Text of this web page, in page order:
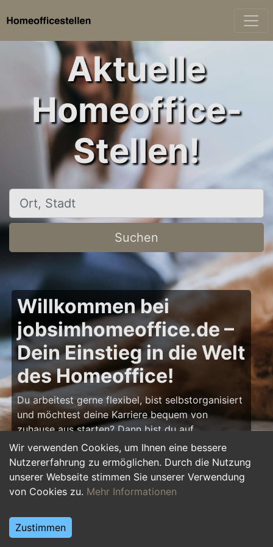
Wir verwenden Cookies, um Ihnen eine bessere
Nutzererfahrung zu ermöglichen. Durch die Nutzung
unserer Webseite stimmen Sie unserer Verwendung
von Cookies zu. Mehr Informationen
Zustimmen
Aktuelle
Homeoffice-
Stellen!
Ort, Stadt
Suchen
Willkommen bei
jobsimhomeoffice.de –
Dein Einstieg in die Welt
des Homeoffice!
Du arbeitest gerne flexibel, bist selbstorganisiert
und möchtest deine Karriere bequem von
zuhause aus starten? Dann bist du auf
jobsimhomeoffice.de genau richtig! Hier findest
du zahlreiche Ausbildungsplätze, Praktika und
Jobs, die komplett oder teilweise im Homeoffice
erledigt werden können – von IT über Marketing
Starte deine Karriere im Homeoffice und gestalte
deinen Arbeitsalltag nach deinen Vorstellungen!